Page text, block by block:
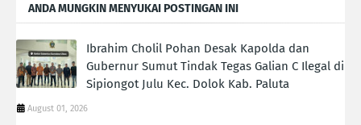
ANDA MUNGKIN MENYUKAI POSTINGAN INI
Ibrahim Cholil Pohan Desak Kapolda dan
Gubernur Sumut Tindak Tegas Galian C Ilegal di
Sipiongot Julu Kec. Dolok Kab. Paluta
August 01, 2026